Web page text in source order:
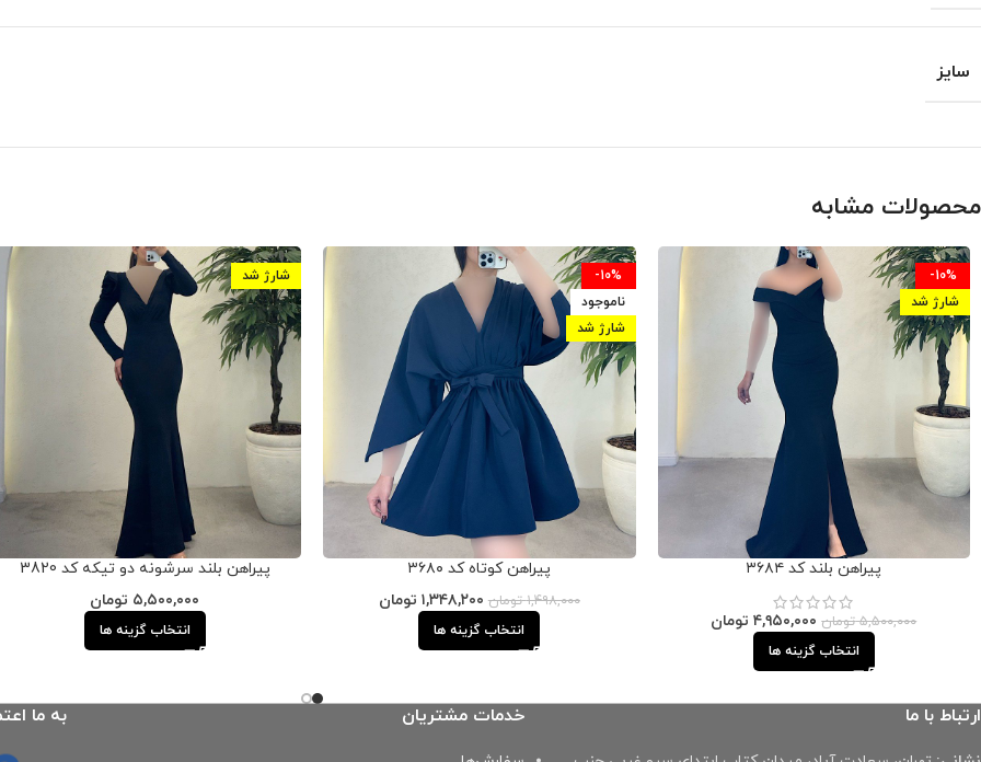
سایز
محصولات مشابه
-10%
شارژ شد
پیراهن بلند کد ۳۶۸۴
۵,۵۰۰,۰۰۰ تومان ۴,۹۵۰,۰۰۰ تومان
انتخاب گزینه ها
-10%
ناموجود
شارژ شد
پیراهن کوتاه کد ۳۶۸۰
۱,۴۹۸,۰۰۰ تومان ۱,۳۴۸,۲۰۰ تومان
انتخاب گزینه ها
شارژ شد
پیراهن بلند سرشونه دو تیکه کد 3820
۵,۵۰۰,۰۰۰ تومان
انتخاب گزینه ها
ارتباط با ما خدمات مشتریان به ما